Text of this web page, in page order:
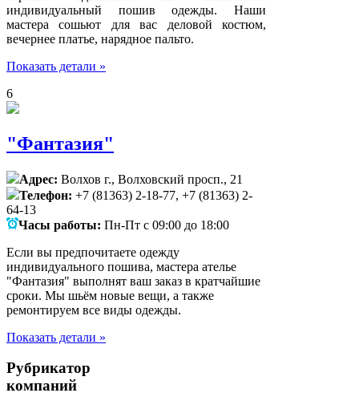
индивидуальный пошив одежды. Наши
мастера сошьют для вас деловой костюм,
вечернее платье, нарядное пальто.
Показать детали »
6
"Фантазия"
Адрес: Волхов г., Волховский просп., 21
Телефон: +7 (81363) 2-18-77, +7 (81363) 2-
64-13
Часы работы: Пн-Пт с 09:00 до 18:00
Если вы предпочитаете одежду
индивидуального пошива, мастера ателье
"Фантазия" выполнят ваш заказ в кратчайшие
сроки. Мы шьём новые вещи, а также
ремонтируем все виды одежды.
Показать детали »
Рубрикатор
компаний